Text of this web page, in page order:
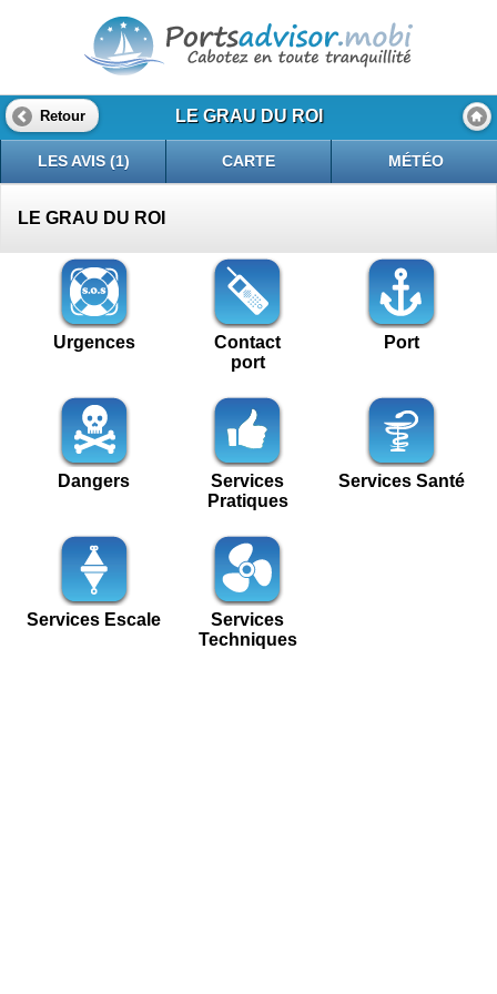
Retour LE GRAU DU ROI
LES AVIS (1) CARTE MÉTÉO
LE GRAU DU ROI
Urgences
Contact
port
Port
Dangers
Services
Pratiques
Services Santé
Services Escale
Services
Techniques